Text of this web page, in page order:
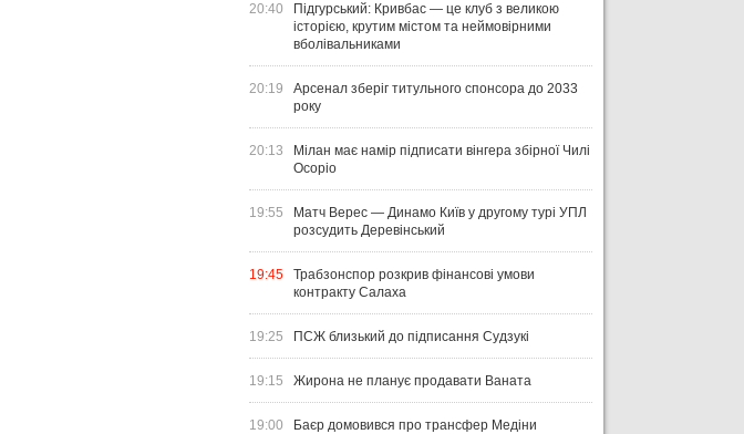
20:40
Підгурський: Кривбас — це клуб з великою
історією, крутим містом та неймовірними
вболівальниками
20:19
Арсенал зберіг титульного спонсора до 2033
року
20:13
Мілан має намір підписати вінгера збірної Чилі
Осоріо
19:55
Матч Верес — Динамо Київ у другому турі УПЛ
розсудить Деревінський
19:45
Трабзонспор розкрив фінансові умови
контракту Салаха
19:25 ПСЖ близький до підписання Судзукі
19:15 Жирона не планує продавати Ваната
19:00 Баєр домовився про трансфер Медіни